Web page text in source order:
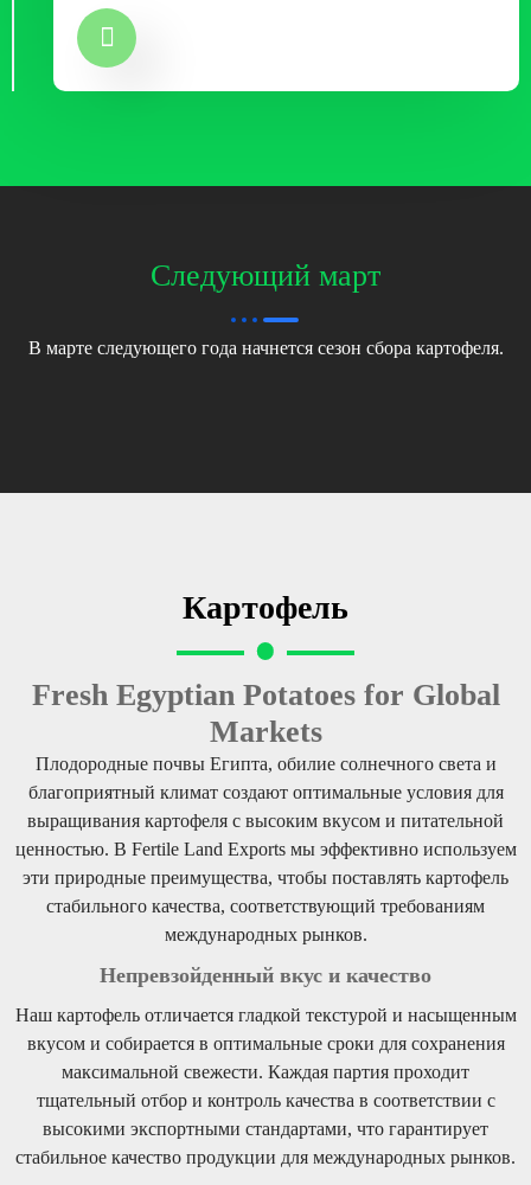
Следующий март
В марте следующего года начнется сезон сбора картофеля.
Картофель
Fresh Egyptian Potatoes for Global
Markets
Плодородные почвы Египта, обилие солнечного света и
благоприятный климат создают оптимальные условия для
выращивания картофеля с высоким вкусом и питательной
ценностью. В Fertile Land Exports мы эффективно используем
эти природные преимущества, чтобы поставлять картофель
стабильного качества, соответствующий требованиям
международных рынков.
Непревзойденный вкус и качество
Наш картофель отличается гладкой текстурой и насыщенным
вкусом и собирается в оптимальные сроки для сохранения
максимальной свежести. Каждая партия проходит
тщательный отбор и контроль качества в соответствии с
высокими экспортными стандартами, что гарантирует
стабильное качество продукции для международных рынков.